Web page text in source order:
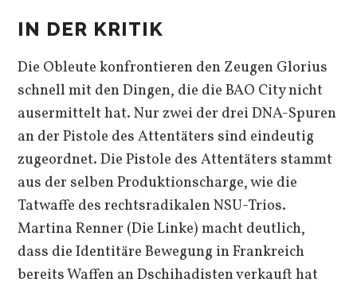
IN DER KRITIK
Die Obleute konfrontieren den Zeugen Glorius
schnell mit den Dingen, die die BAO City nicht
ausermittelt hat. Nur zwei der drei DNA-Spuren
an der Pistole des Attentäters sind eindeutig
zugeordnet. Die Pistole des Attentäters stammt
aus der selben Produktionscharge, wie die
Tatwaffe des rechtsradikalen NSU-Trios.
Martina Renner (Die Linke) macht deutlich,
dass die Identitäre Bewegung in Frankreich
bereits Waffen an Dschihadisten verkauft hat